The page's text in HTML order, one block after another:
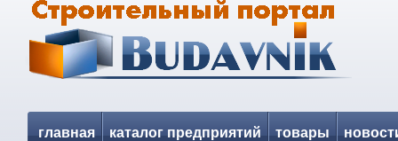
главная каталог предприятий товары